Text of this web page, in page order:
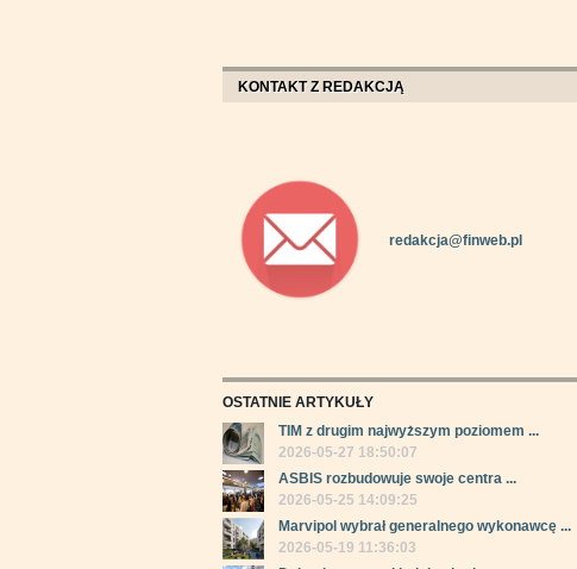
KONTAKT Z REDAKCJĄ
redakcja@finweb.pl
OSTATNIE ARTYKUŁY
TIM z drugim najwyższym poziomem ...
2026-05-27 18:50:07
ASBIS rozbudowuje swoje centra ...
2026-05-25 14:09:25
Marvipol wybrał generalnego wykonawcę ...
2026-05-19 11:36:03